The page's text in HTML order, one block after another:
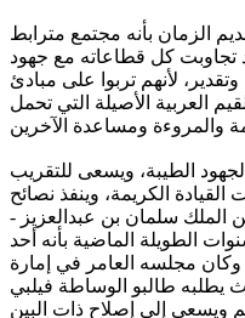
الزمان بأنه مجتمع مترابط
تجاوبت كل قطاعاته مع جهود
لأنهم تربوا على مبادئ
العربية الأصيلة التي تحمل
الطيبة، ويسعى للتقريب
الكريمة، وينفذ نصائح
الملك سلمان بن عبدالعزيز -
الطويلة الماضية بأنه أحد
وكان مجلسه العامر في إمارة
يطلبه طالبو الوساطة فيلبي